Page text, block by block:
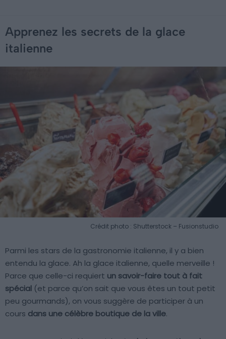
Apprenez les secrets de la glace
italienne
Crédit photo : Shutterstock – Fusionstudio
Parmi les stars de la gastronomie italienne, il y a bien
entendu la glace. Ah la glace italienne, quelle merveille !
Parce que celle-ci requiert un savoir-faire tout à fait
spécial (et parce qu’on sait que vous êtes un tout petit
peu gourmands), on vous suggère de participer à un
cours dans une célèbre boutique de la ville.